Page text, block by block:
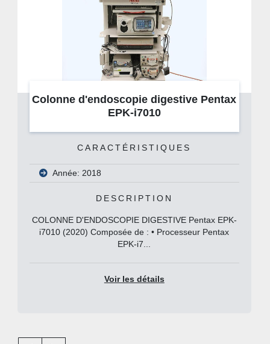
Colonne d'endoscopie digestive Pentax
EPK-i7010
CARACTÉRISTIQUES
Année: 2018
DESCRIPTION
COLONNE D'ENDOSCOPIE DIGESTIVE Pentax EPK-
i7010 (2020) Composée de : • Processeur Pentax
EPK-i7...
Voir les détails